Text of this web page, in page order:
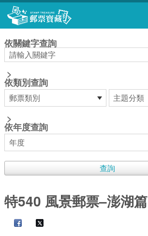
跳到主要內容區塊
依關鍵字查詢
>
依類別查詢
>
依年度查詢
特540 風景郵票–澎湖篇